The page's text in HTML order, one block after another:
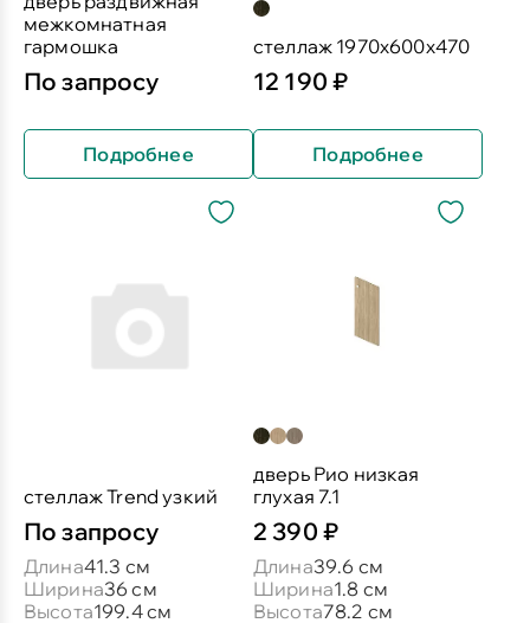
межкомнатная
гармошка
По запросу
Подробнее
стеллаж 1970х600х470
12 190 ₽
Подробнее
стеллаж Trend узкий
По запросу
Длина41.3 см
Ширина36 см
Высота199.4 см
дверь Рио низкая
глухая 7.1
2 390 ₽
Длина39.6 см
Ширина1.8 см
Высота78.2 см